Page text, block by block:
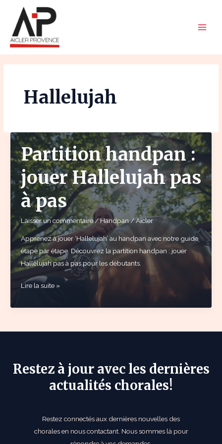
contenu
Hallelujah
Partition handpan :
jouer Hallelujah pas
à pas
Laisser un commentaire/Handpan/Aicler
Apprenez à jouer ‘Hallelujah’ au handpan avec notre guide
étape par étape. Découvrez la partition handpan : jouer
Hallelujah pas à pas pour les débutants.
Partition
:
pas
Lire la suite »
Restez à jour avec les dernières
actualités chorales!
Restez connectés aux dernières nouvelles des
chorales en nous contactant. Nous sommes là pour